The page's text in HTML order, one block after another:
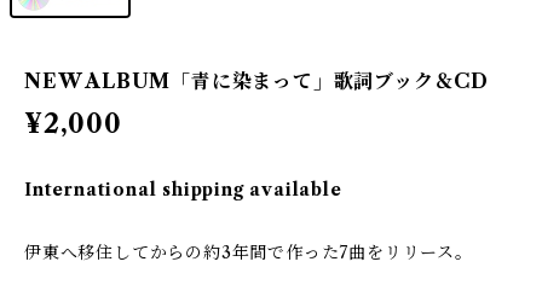
NEW ALBUM「青に染まって」歌詞ブック＆CD
¥2,000
International shipping available
伊東へ移住してからの約3年間で作った7曲をリリース。